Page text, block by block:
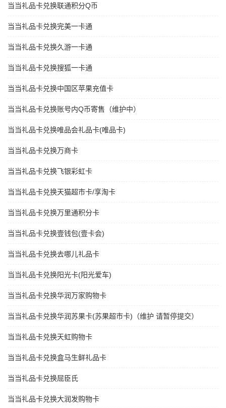
当当礼品卡兑换联通积分Q币
当当礼品卡兑换完美一卡通
当当礼品卡兑换久游一卡通
当当礼品卡兑换搜狐一卡通
当当礼品卡兑换中国区苹果充值卡
当当礼品卡兑换账号内Q币寄售（维护中）
当当礼品卡兑换唯品会礼品卡(唯品卡)
当当礼品卡兑换万商卡
当当礼品卡兑换飞银彩虹卡
当当礼品卡兑换天猫超市卡/享淘卡
当当礼品卡兑换万里通积分卡
当当礼品卡兑换壹钱包(壹卡会)
当当礼品卡兑换去哪儿礼品卡
当当礼品卡兑换阳光卡(阳光爱车)
当当礼品卡兑换华润万家购物卡
当当礼品卡兑换华润苏果卡(苏果超市卡)（维护 请暂停提交）
当当礼品卡兑换天虹购物卡
当当礼品卡兑换盒马生鲜礼品卡
当当礼品卡兑换屈臣氏
当当礼品卡兑换大润发购物卡